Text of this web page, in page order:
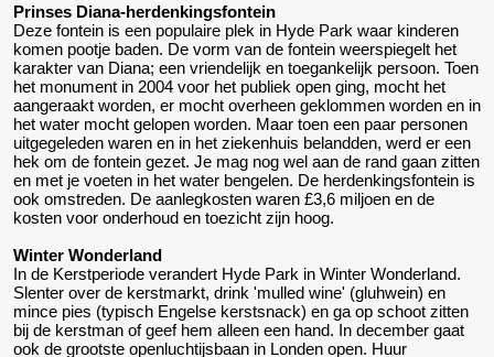
Prinses Diana-herdenkingsfontein
Deze fontein is een populaire plek in Hyde Park waar kinderen
komen pootje baden. De vorm van de fontein weerspiegelt het
karakter van Diana; een vriendelijk en toegankelijk persoon. Toen
het monument in 2004 voor het publiek open ging, mocht het
aangeraakt worden, er mocht overheen geklommen worden en in
het water mocht gelopen worden. Maar toen een paar personen
uitgegeleden waren en in het ziekenhuis belandden, werd er een
hek om de fontein gezet. Je mag nog wel aan de rand gaan zitten
en met je voeten in het water bengelen. De herdenkingsfontein is
ook omstreden. De aanlegkosten waren £3,6 miljoen en de
kosten voor onderhoud en toezicht zijn hoog.
Winter Wonderland
In de Kerstperiode verandert Hyde Park in Winter Wonderland.
Slenter over de kerstmarkt, drink 'mulled wine' (gluhwein) en
mince pies (typisch Engelse kerstsnack) en ga op schoot zitten
bij de kerstman of geef hem alleen een hand. In december gaat
ook de grootste openluchtijsbaan in Londen open. Huur